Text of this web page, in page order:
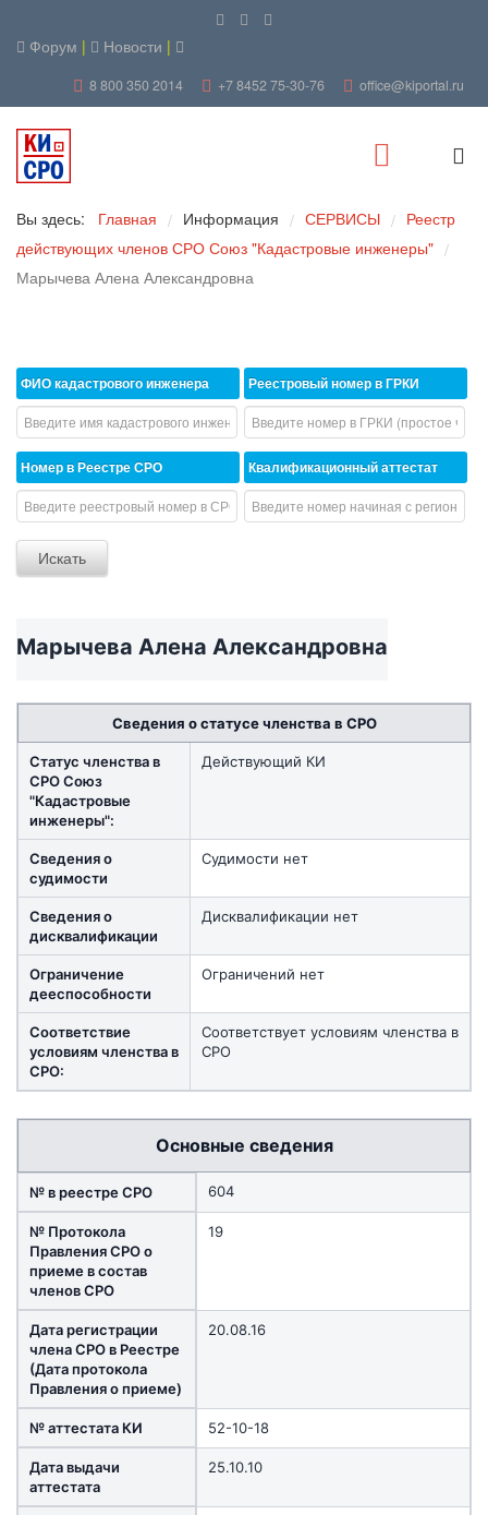
Форум | Новости |
8 800 350 2014 +7 8452 75-30-76 office@kiportal.ru
Вы здесь: Главная / Информация / СЕРВИСЫ / Реестр
действующих членов СРО Союз "Кадастровые инженеры" /
Марычева Алена Александровна
ФИО кадастрового инженера
Номер в Реестре СРО
Реестровый номер в ГРКИ
Квалификационный аттестат
Марычева Алена Александровна
Сведения о статусе членства в СРО
Статус членства в
СРО Союз
"Кадастровые
инженеры":
Действующий КИ
Сведения о
судимости
Судимости нет
Сведения о
дисквалификации
Дисквалификации нет
Ограничение
дееспособности
Ограничений нет
Соответствие
условиям членства в
СРО:
Соответствует условиям членства в
СРО
Основные сведения
№ в реестре СРО 604
№ Протокола
Правления СРО о
приеме в состав
членов СРО
19
Дата регистрации
члена СРО в Реестре
(Дата протокола
Правления о приеме)
20.08.16
№ аттестата КИ 52-10-18
Дата выдачи
аттестата
25.10.10